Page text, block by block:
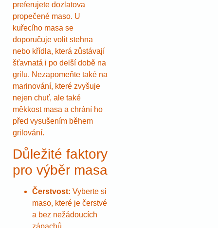
preferujete dozlatova
propečené maso. U
kuřecího masa se
doporučuje volit stehna
nebo křídla, která zůstávají
šťavnatá i po delší době na
grilu. Nezapomeňte také na
marinování, které zvyšuje
nejen chuť, ale také
měkkost masa a chrání ho
před vysušením během
grilování.
Důležité faktory
pro výběr masa
Čerstvost: Vyberte si
maso, které je čerstvé
a bez nežádoucích
zápachů.